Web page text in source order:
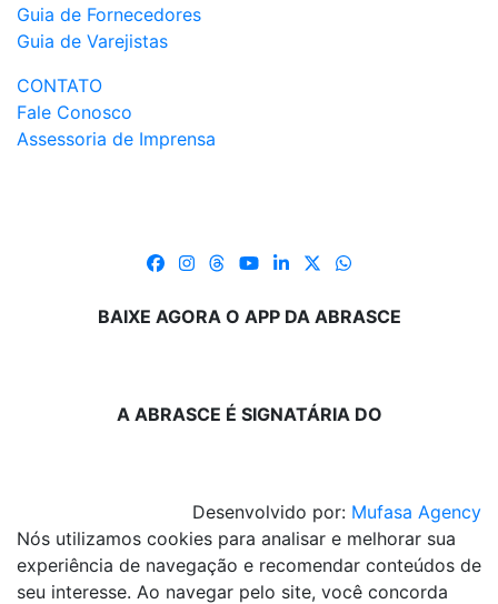
Guia de Fornecedores
Guia de Varejistas
CONTATO
Fale Conosco
Assessoria de Imprensa
BAIXE AGORA O APP DA ABRASCE
A ABRASCE É SIGNATÁRIA DO
Desenvolvido por: Mufasa Agency
Nós utilizamos cookies para analisar e melhorar sua
experiência de navegação e recomendar conteúdos de
seu interesse. Ao navegar pelo site, você concorda